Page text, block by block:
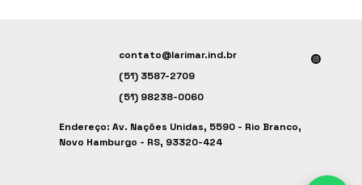
contato@larimar.ind.br
(51) 3587-2709
(51) 98238-0060
Endereço: Av. Nações Unidas, 5590 - Rio Branco,
Novo Hamburgo - RS, 93320-424